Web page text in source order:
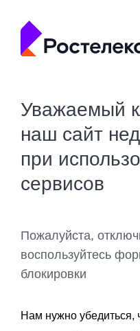
Уважаемый
наш сайт
при
сервисов
Пожалуйста,
воспользуйтесь
блокировки
Нам нужно убедиться,